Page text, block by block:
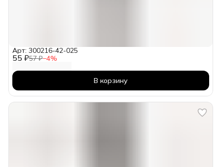
55 ₽57 ₽−4%
Арт: 300216-42-025
В корзину